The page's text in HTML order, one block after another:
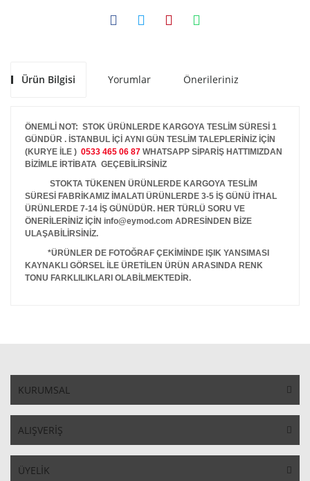
Ürün Bilgisi Yorumlar Önerileriniz
ÖNEMLİ NOT: STOK ÜRÜNLERDE KARGOYA TESLİM SÜRESİ 1
GÜNDÜR . İSTANBUL İÇİ AYNI GÜN TESLİM TALEPLERİNİZ İÇİN
(KURYE İLE ) 0533 465 06 87 WHATSAPP SİPARİŞ HATTIMIZDAN
BİZİMLE İRTİBATA GEÇEBİLİRSİNİZ
STOKTA TÜKENEN ÜRÜNLERDE KARGOYA TESLİM
SÜRESİ FABRİKAMIZ İMALATI ÜRÜNLERDE 3-5 İŞ GÜNÜ İTHAL
ÜRÜNLERDE 7-14 İŞ GÜNÜDÜR. HER TÜRLÜ SORU VE
ÖNERİLERİNİZ İÇİN info@eymod.com ADRESİNDEN BİZE
ULAŞABİLİRSİNİZ.
*ÜRÜNLER DE FOTOĞRAF ÇEKİMİNDE IŞIK YANSIMASI
KAYNAKLI GÖRSEL İLE ÜRETİLEN ÜRÜN ARASINDA RENK
TONU FARKLILIKLARI OLABİLMEKTEDİR.
KURUMSAL
ALIŞVERİŞ
ÜYELİK